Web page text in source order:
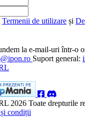
Termenii de utilizare și
la e-mail-uri într-o
Suport general:
2026 Toate drepturile
condiții